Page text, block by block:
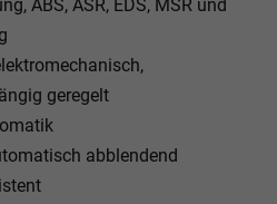
ABS, ASR, EDS, MSR und
geregelt
abblendend